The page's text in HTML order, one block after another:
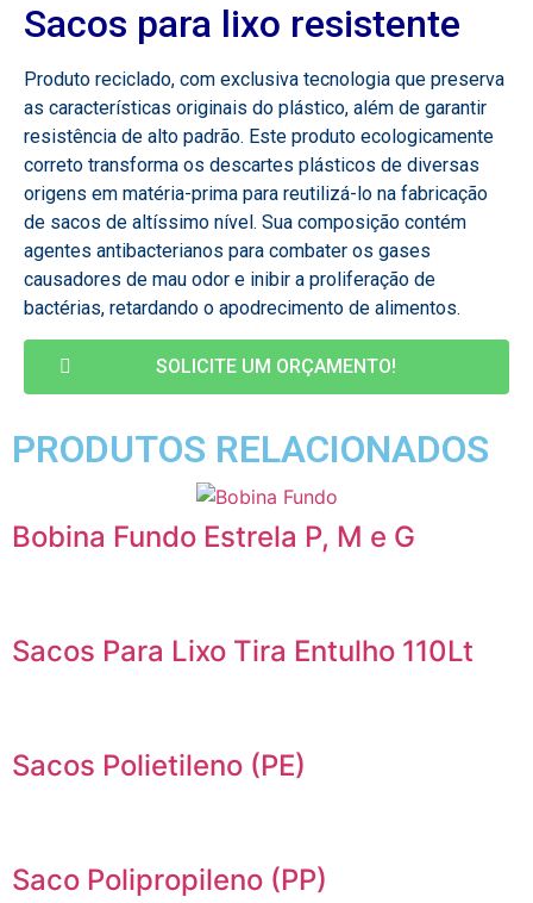
Sacos para lixo resistente
Produto reciclado, com exclusiva tecnologia que preserva
as características originais do plástico, além de garantir
resistência de alto padrão. Este produto ecologicamente
correto transforma os descartes plásticos de diversas
origens em matéria-prima para reutilizá-lo na fabricação
de sacos de altíssimo nível. Sua composição contém
agentes antibacterianos para combater os gases
causadores de mau odor e inibir a proliferação de
bactérias, retardando o apodrecimento de alimentos.
SOLICITE UM ORÇAMENTO!
PRODUTOS RELACIONADOS
Bobina Fundo Estrela P, M e G
Sacos Para Lixo Tira Entulho 110Lt
Sacos Polietileno (PE)
Saco Polipropileno (PP)